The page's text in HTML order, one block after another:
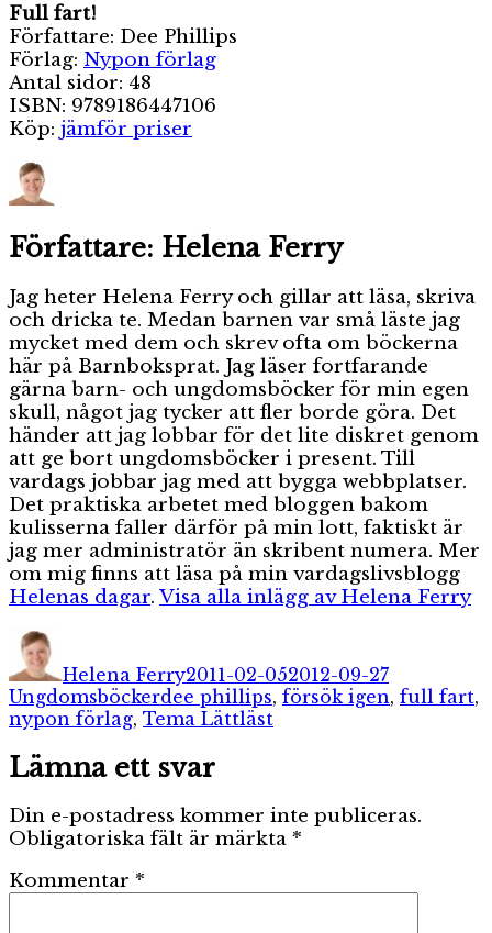
Full fart!
Författare: Dee Phillips
Förlag: Nypon förlag
Antal sidor: 48
ISBN: 9789186447106
Köp: jämför priser
Författare: Helena Ferry
Jag heter Helena Ferry och gillar att läsa, skriva
och dricka te. Medan barnen var små läste jag
mycket med dem och skrev ofta om böckerna
här på Barnboksprat. Jag läser fortfarande
gärna barn- och ungdomsböcker för min egen
skull, något jag tycker att fler borde göra. Det
händer att jag lobbar för det lite diskret genom
att ge bort ungdomsböcker i present. Till
vardags jobbar jag med att bygga webbplatser.
Det praktiska arbetet med bloggen bakom
kulisserna faller därför på min lott, faktiskt är
jag mer administratör än skribent numera. Mer
om mig finns att läsa på min vardagslivsblogg
Helenas dagar. Visa alla inlägg av Helena Ferry
Helena Ferry2011-02-052012-09-27
UngdomsböckerEtiketter
dee phillips, försök igen, full fart,
nypon förlag, Tema Lättläst
Lämna ett svar
Din e-postadress kommer inte publiceras.
Obligatoriska fält är märkta *
Kommentar *